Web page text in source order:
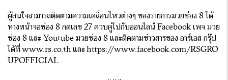
ผู้สนใจสามารถติดตามความเคลื่อนไหวต่างๆ ของรายการมวยช่อง 8 ได้
ทางหน้าจอช่อง 8 กดเลข 27 ควบคู่ไปกับออนไลน์ Facebook เพจ มวย
ช่อง 8 และ Youtube มวยช่อง 8 และติดตามข่าวสารของ อาร์เอส กรุ๊ป
ได้ที่ www.rs.co.thและ https://www.facebook.com/RSGRO
UPOFFICIAL